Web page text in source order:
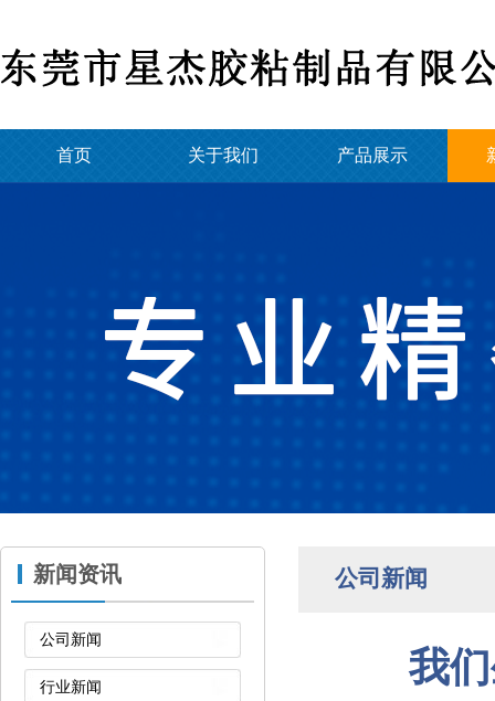
首页 关于我们 产品展示
新闻资讯
公司新闻
行业新闻
公司新闻
我